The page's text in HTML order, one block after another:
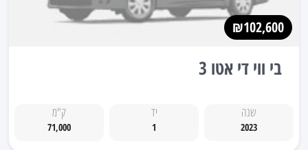
₪102,600
בי ווי די אטו 3
שנה
2023
יד
1
ק"מ
71,000